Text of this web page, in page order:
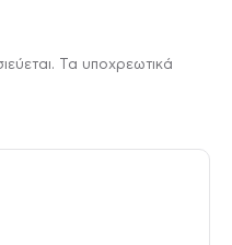
Τα υποχρεωτικά